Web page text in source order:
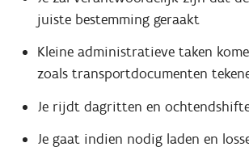
juiste bestemming geraakt
Kleine administratieve taken
zoals transportdocumenten
Je rijdt dagritten en
Je gaat indien nodig laden en